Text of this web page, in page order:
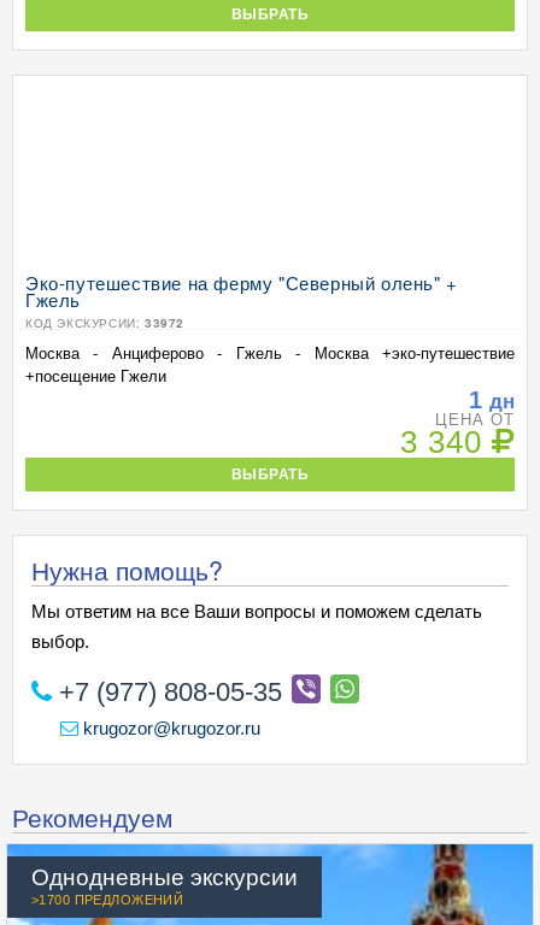
ВЫБРАТЬ
Эко-путешествие на ферму "Северный олень" +
Гжель
КОД ЭКСКУРСИИ: 33972
Москва - Анциферово - Гжель - Москва +эко-путешествие
+посещение Гжели
1 дн
ЦЕНА ОТ
3 340
ВЫБРАТЬ
Нужна помощь?
Мы ответим на все Ваши вопросы и поможем сделать
выбор.
+7 (977) 808-05-35
krugozor@krugozor.ru
Рекомендуем
Однодневные экскурсии
>1700 ПРЕДЛОЖЕНИЙ